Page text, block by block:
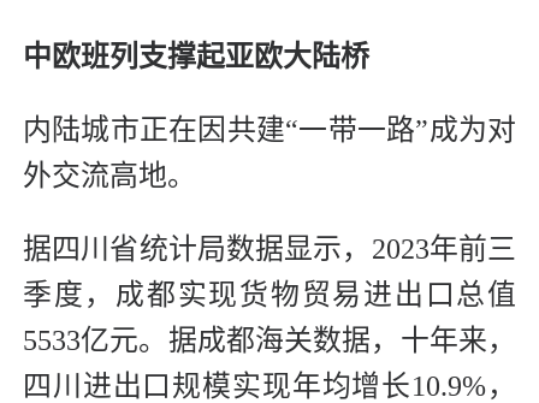
中欧班列支撑起亚欧大陆桥
内陆城市正在因共建“一带一路”成为对
外交流高地。
据四川省统计局数据显示，2023年前三
季度，成都实现货物贸易进出口总值
5533亿元。据成都海关数据，十年来，
四川进出口规模实现年均增长10.9%，